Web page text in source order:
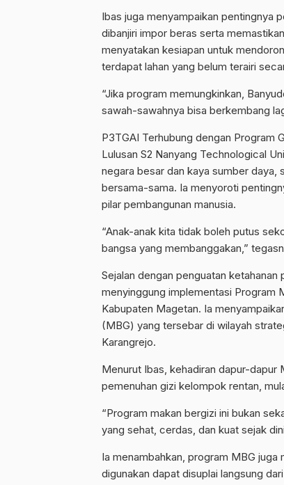
Ibas juga menyampaikan pentingnya
dibanjiri impor beras serta
menyatakan kesiapan untuk
terdapat lahan yang belum terairi
“Jika program memungkinkan,
sawah-sawahnya bisa berkembang
P3TGAI Terhubung dengan Program
Lulusan S2 Nanyang Technological
negara besar dan kaya sumber daya,
bersama-sama. Ia menyoroti
pilar pembangunan manusia.
“Anak-anak kita tidak boleh putus
bangsa yang membanggakan,”
Sejalan dengan penguatan
menyinggung implementasi Program
Kabupaten Magetan. Ia
(MBG) yang tersebar di wilayah
Karangrejo.
Menurut Ibas, kehadiran dapur-dapur
pemenuhan gizi kelompok rentan,
“Program makan bergizi ini bukan
yang sehat, cerdas, dan kuat sejak
Ia menambahkan, program MBG
digunakan dapat disuplai langsung